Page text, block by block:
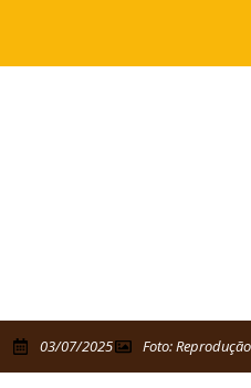
03/07/2025 Foto: